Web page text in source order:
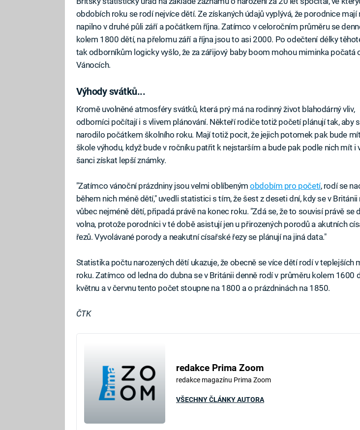
obdobích roku se rodí nejvíce dětí. Ze získaných údajů vyplývá, že porodnice mají
napilno v druhé půli září a počátkem října. Zatímco v celoročním průměru se
kolem 1800 dětí, na přelomu září a října jsou to asi 2000. Po odečtení délky
tak odborníkům logicky vyšlo, že za zářijový baby boom mohou miminka počatá
Vánocích.
Výhody svátků...
Kromě uvolněné atmosféry svátků, která prý má na rodinný život blahodárný vliv,
odborníci počítají i s vlivem plánování. Někteří rodiče totiž početí plánují tak, aby
narodilo počátkem školního roku. Mají totiž pocit, že jejich potomek pak bude
škole výhodu, když bude v ročníku patřit k nejstarším a bude pak podle nich mít i
šanci získat lepší známky.
"Zatímco vánoční prázdniny jsou velmi oblíbenýmobdobím pro početí, rodí se
během nich méně dětí," uvedli statistici s tím, že šest z deseti dní, kdy se v Británii
vůbec nejméně dětí, připadá právě na konec roku. "Zdá se, že to souvisí právě se
volna, protože porodníci v té době asistují jen u přirozených porodů a akutních
řezů. Vyvolávané porody a neakutní císařské řezy se plánují na jiná data."
Statistika počtu narozených dětí ukazuje, že obecně se více dětí rodí v teplejších
roku. Zatímco od ledna do dubna se v Británii denně rodí v průměru kolem 1600
květnu a v červnu tento počet stoupne na 1800 a o prázdninách na 1850.
ČTK
redakce Prima Zoom
redakce magazínu Prima Zoom
VŠECHNY ČLÁNKY AUTORA